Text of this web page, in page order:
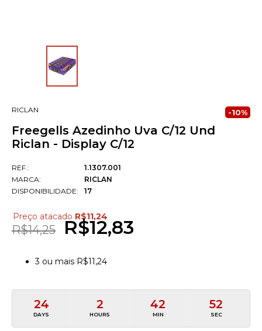
RICLAN -10%
Freegells Azedinho Uva C/12 Und
Riclan - Display C/12
REF.:
MARCA:
DISPONIBILIDADE:
1.1307.001
RICLAN
17
Preço atacado R$11,24
R$14,25 R$12,83
3 ou mais R$11,24
24
DAYS
2
HOURS
42
MIN
52
SEC